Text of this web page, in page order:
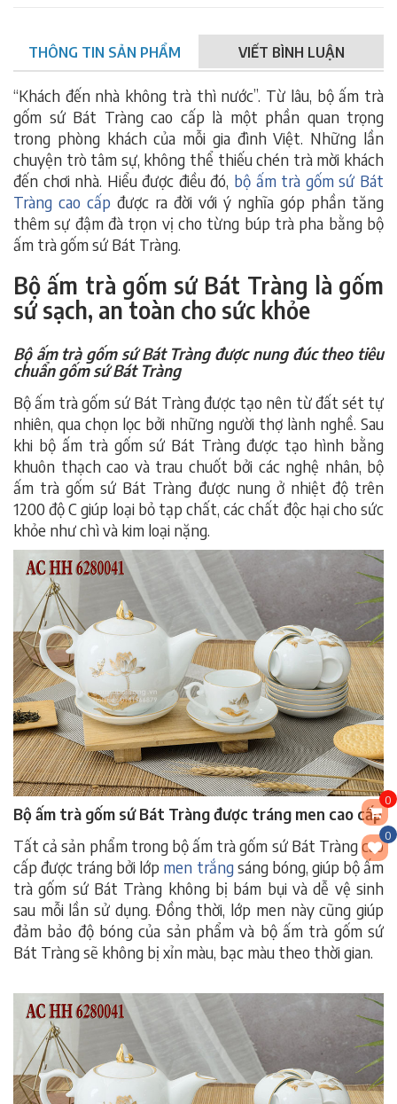
0
0
THÔNG TIN SẢN PHẨM VIẾT BÌNH LUẬN
“Khách đến nhà không trà thì nước”. Từ lâu, bộ ấm trà
gốm sứ Bát Tràng cao cấp là một phần quan trọng
trong phòng khách của mỗi gia đình Việt. Những lần
chuyện trò tâm sự, không thể thiếu chén trà mời khách
đến chơi nhà. Hiểu được điều đó, bộ ấm trà gốm sứ Bát
Tràng cao cấp được ra đời với ý nghĩa góp phần tăng
thêm sự đậm đà trọn vị cho từng búp trà pha bằng bộ
ấm trà gốm sứ Bát Tràng.
Bộ ấm trà gốm sứ Bát Tràng là gốm
sứ sạch, an toàn cho sức khỏe
Bộ ấm trà gốm sứ Bát Tràng được nung đúc theo tiêu
chuẩn gốm sứ Bát Tràng
Bộ ấm trà gốm sứ Bát Tràng được tạo nên từ đất sét tự
nhiên, qua chọn lọc bởi những người thợ lành nghề. Sau
khi bộ ấm trà gốm sứ Bát Tràng được tạo hình bằng
khuôn thạch cao và trau chuốt bởi các nghệ nhân, bộ
ấm trà gốm sứ Bát Tràng được nung ở nhiệt độ trên
1200 độ C giúp loại bỏ tạp chất, các chất độc hại cho sức
khỏe như chì và kim loại nặng.
Bộ ấm trà gốm sứ Bát Tràng được tráng men cao cấp
Tất cả sản phẩm trong bộ ấm trà gốm sứ Bát Tràng cao
cấp được tráng bởi lớp men trắngsáng bóng, giúp bộ ấm
trà gốm sứ Bát Tràng không bị bám bụi và dễ vệ sinh
sau mỗi lần sử dụng. Đồng thời, lớp men này cũng giúp
đảm bảo độ bóng của sản phẩm và bộ ấm trà gốm sứ
Bát Tràng sẽ không bị xỉn màu, bạc màu theo thời gian.